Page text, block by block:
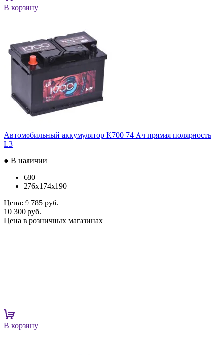
В корзину
Автомобильный аккумулятор K700 74 Ач прямая полярность
L3
● В наличии
680
276x174x190
Цена: 9 785 руб.
10 300 руб.
Цена в розничных магазинах
В корзину